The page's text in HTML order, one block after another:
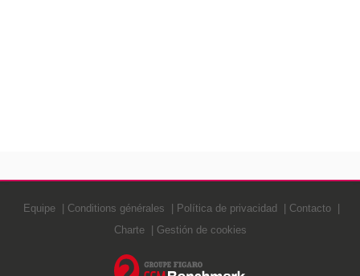
Equipe Conditions générales Política de privacidad
Contacto
Charte
Gestión de cookies